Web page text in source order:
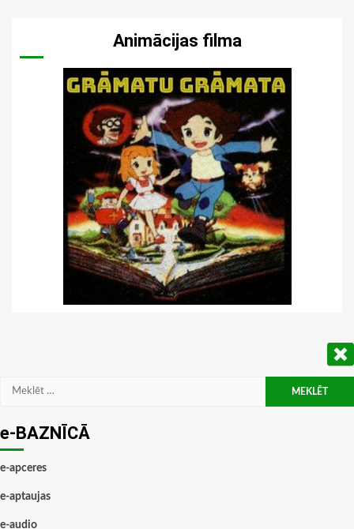
Animācijas filma
Meklēt:
e-BAZNĪCĀ
e-apceres
e-aptaujas
e-audio